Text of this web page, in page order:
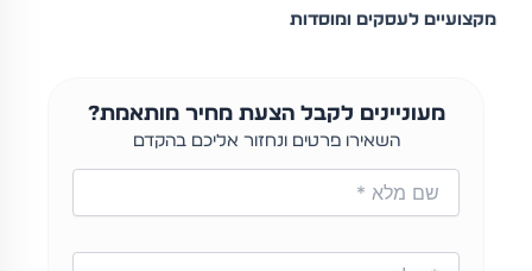
מקצועיים לעסקים ומוסדות
מעוניינים לקבל הצעת מחיר מותאמת?
השאירו פרטים ונחזור אליכם בהקדם